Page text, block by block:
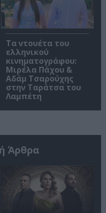
Τα ντουέτα του
ελληνικού
κινηματογράφου:
Μιρέλα Πάχου &
Αδάμ Τσαρούχης
στην Ταράτσα του
Λαμπέτη
Άρθρα